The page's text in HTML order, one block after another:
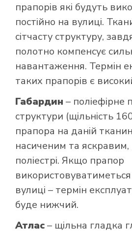
прапорів які будуть
постійно на вулиці.
сітчасту структуру,
полотно компенсує
навантаження. Термін
таких прапорів є
Габардин – поліефірне
структури (щільність
прапора на даній
насиченим та яскравим,
поліестрі. Якщо прапор
використовуватиметься
вулиці – термін
буде нижчий.
Атлас– щільна гладка